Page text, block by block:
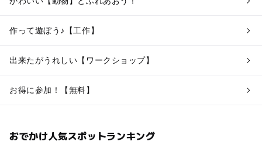
作って遊ぼう♪【工作】
出来たがうれしい【ワークショップ】
お得に参加！【無料】
おでかけ人気スポットランキング